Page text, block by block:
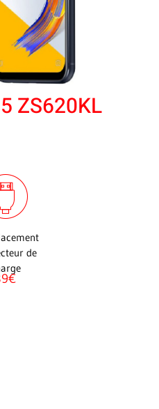
ZS620KL
de